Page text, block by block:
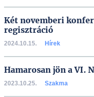
Két novemberi
regisztráció
2024.10.15. Hírek
Hamarosan jön a VI.
2023.10.25. Szakma